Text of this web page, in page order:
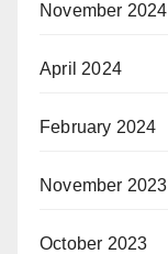
November 2024
April 2024
February 2024
November 2023
October 2023